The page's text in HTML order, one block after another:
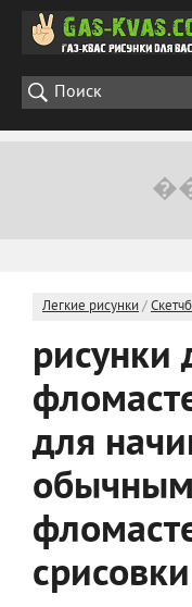
Легкие рисунки /
рисунки
для
срисовки